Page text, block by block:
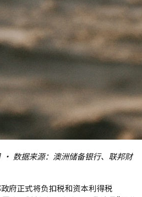
· 数据来源：澳洲储备银行、联邦财
府正式将负扣税和资本利得税